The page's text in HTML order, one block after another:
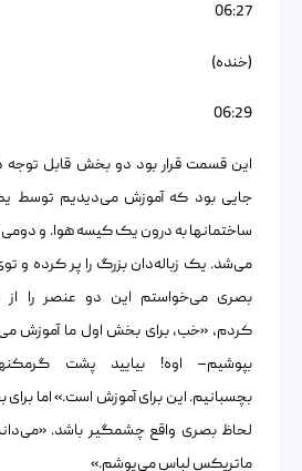
06:27
(خنده)
06:29
این قسمت قرار بود دو بخش قابل توجه
جایی بود که آموزش می‌دیدیم توسط یک
ساختمانها به درون یک کیسه هوا. و
می‌شد. یک زباله‌دان بزرگ را پر کرده و
بصری می‌خواستم این دو عنصر را
کردم، «خب، برای بخش اول ما آموزش
بپوشیم– اوه! بیایید پشت
بچسبانیم. این برای آموزش است.» اما
لحاظ بصری واقع چشمگیر باشد.
ماتریکس لباس می‌پوشم.»